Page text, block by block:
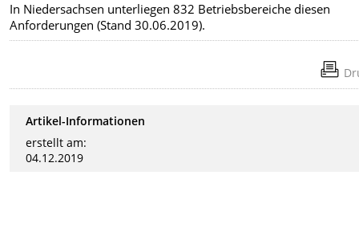
In Niedersachsen unterliegen 832 Betriebsbereiche diesen
Anforderungen (Stand 30.06.2019).
Artikel-Informationen
erstellt am:
04.12.2019